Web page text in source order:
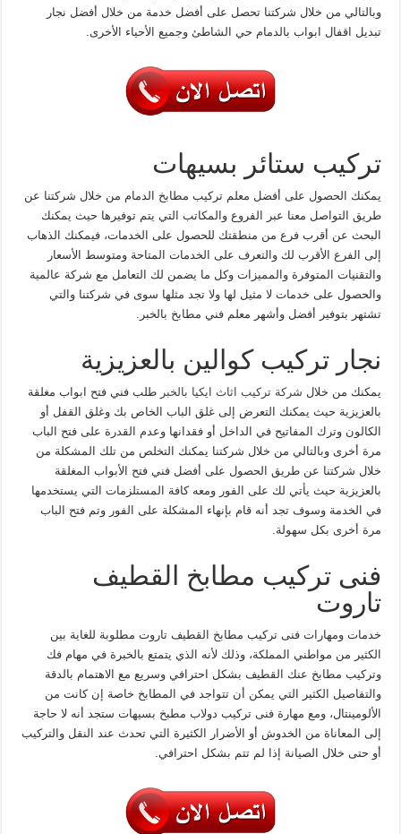
وبالتالي من خلال شركتنا تحصل على أفضل خدمة من خلال أفضل نجار
تبديل اقفال ابواب بالدمام حي الشاطئ وجميع الأحياء الأخرى.
تركيب ستائر بسيهات
يمكنك الحصول على أفضل معلم تركيب مطابخ الدمام من خلال شركتنا عن
طريق التواصل معنا عبر الفروع والمكاتب التي يتم توفيرها حيث يمكنك
البحث عن أقرب فرع من منطقتك للحصول على الخدمات، فيمكنك الذهاب
إلى الفرع الأقرب لك والتعرف على الخدمات المتاحة ومتوسط الأسعار
والتقنيات المتوفرة والمميزات وكل ما يضمن لك التعامل مع شركة عالمية
والحصول على خدمات لا مثيل لها ولا تجد مثلها سوى في شركتنا والتي
تشتهر بتوفير أفضل وأشهر معلم فني مطابخ بالخبر.
نجار تركيب كوالين بالعزيزية
يمكنك من خلال شركة تركيب اثاث ايكيا بالخبر طلب فني فتح ابواب مغلقة
بالعزيزية حيث يمكنك التعرض إلى غلق الباب الخاص بك وغلق القفل أو
الكالون وترك المفاتيح في الداخل أو فقدانها وعدم القدرة على فتح الباب
مرة أخرى وبالتالي من خلال شركتنا يمكنك التخلص من تلك المشكلة من
خلال شركتنا عن طريق الحصول على أفضل فني فتح الأبواب المغلقة
بالعزيزية حيث يأتي لك على الفور ومعه كافة المستلزمات التي يستخدمها
في الخدمة وسوف تجد أنه قام بإنهاء المشكلة على الفور وتم فتح الباب
مرة أخرى بكل سهولة.
فنى تركيب مطابخ القطيف
تاروت
خدمات ومهارات فنى تركيب مطابخ القطيف تاروت مطلوبة للغاية بين
الكثير من مواطني المملكة، وذلك لأنه الذي يتمتع بالخبرة في مهام فك
وتركيب مطابخ عنك القطيف بشكل احترافي وسريع مع الاهتمام بالدقة
والتفاصيل الكثير التي يمكن أن تتواجد في المطابخ خاصة إن كانت من
الألومينتال، ومع مهارة فنى تركيب دولاب مطبخ بسيهات ستجد أنه لا حاجة
إلى المعاناة من الخدوش أو الأضرار الكثيرة التي تحدث عند النقل والتركيب
أو حتى خلال الصيانة إذا لم تتم بشكل احترافي.